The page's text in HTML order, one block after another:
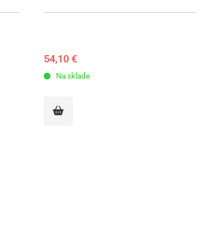
54,10 €
Na sklade